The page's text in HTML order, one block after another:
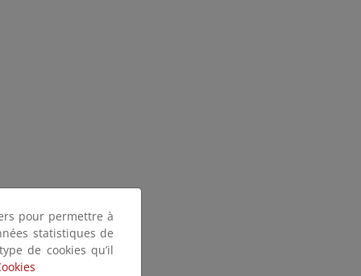
pour permettre à
statistiques de
de cookies qu’il